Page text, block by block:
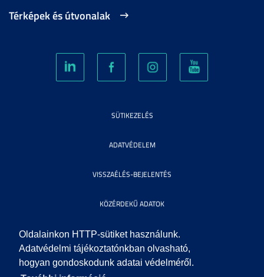
Oldalainkon HTTP-sütiket használunk.
Adatvédelmi tájékoztatónkban olvasható,
hogyan gondoskodunk adatai védelméről.
Térképek és útvonalak
SÜTIKEZELÉS
ADATVÉDELEM
VISSZAÉLÉS-BEJELENTÉS
KÖZÉRDEKŰ ADATOK
IMPRESSZUM
SEGÍTSÉG